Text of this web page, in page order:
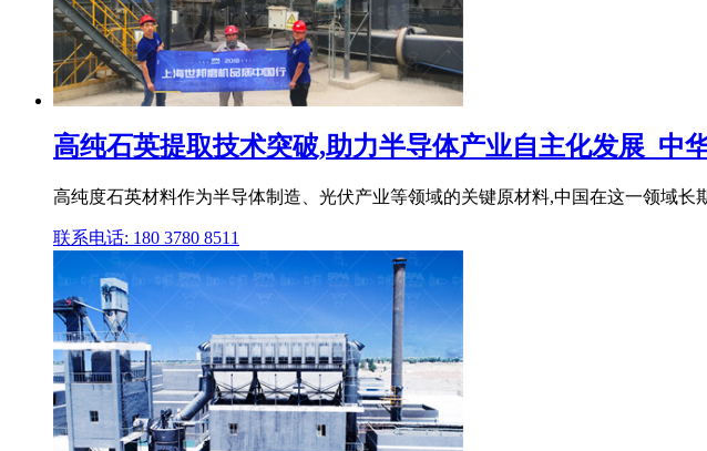
高纯石英提取技术突破,助力半导体产业自主化发展_中
高纯度石英材料作为半导体制造、光伏产业等领域的关键原材料,中国在这一领域
联系电话: 180 3780 8511